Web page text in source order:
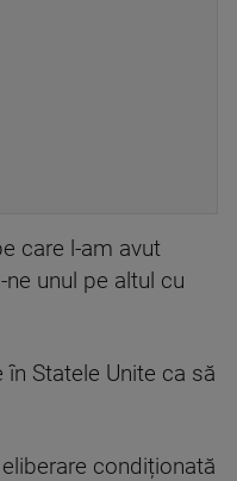
care l-am avut
unul pe altul cu
Statele Unite ca să
condiționată